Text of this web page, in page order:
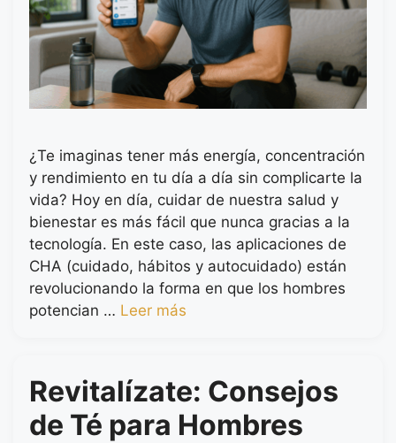
¿Te imaginas tener más energía, concentración
y rendimiento en tu día a día sin complicarte la
vida? Hoy en día, cuidar de nuestra salud y
bienestar es más fácil que nunca gracias a la
tecnología. En este caso, las aplicaciones de
CHA (cuidado, hábitos y autocuidado) están
revolucionando la forma en que los hombres
potencian … Leer más
Revitalízate: Consejos
de Té para Hombres